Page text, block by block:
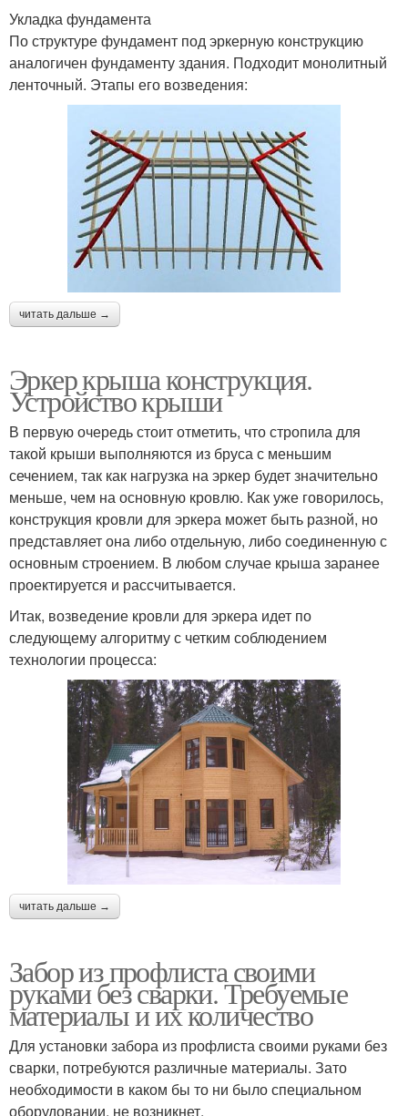
Укладка фундамента
По структуре фундамент под эркерную конструкцию
аналогичен фундаменту здания. Подходит монолитный
ленточный. Этапы его возведения:
читать дальше →
Эркер крыша конструкция.
Устройство крыши
В первую очередь стоит отметить, что стропила для
такой крыши выполняются из бруса с меньшим
сечением, так как нагрузка на эркер будет значительно
меньше, чем на основную кровлю. Как уже говорилось,
конструкция кровли для эркера может быть разной, но
представляет она либо отдельную, либо соединенную с
основным строением. В любом случае крыша заранее
проектируется и рассчитывается.
Итак, возведение кровли для эркера идет по
следующему алгоритму с четким соблюдением
технологии процесса:
читать дальше →
Забор из профлиста своими
руками без сварки. Требуемые
материалы и их количество
Для установки забора из профлиста своими руками без
сварки, потребуются различные материалы. Зато
необходимости в каком бы то ни было специальном
оборудовании, не возникнет.